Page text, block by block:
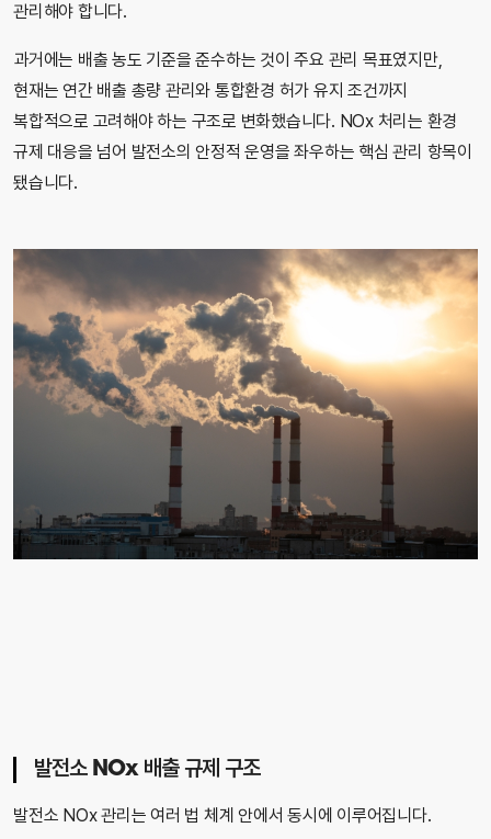
관리해야 합니다.
과거에는 배출 농도 기준을 준수하는 것이 주요 관리 목표였지만,
현재는 연간 배출 총량 관리와 통합환경 허가 유지 조건까지
복합적으로 고려해야 하는 구조로 변화했습니다. NOx 처리는 환경
규제 대응을 넘어 발전소의 안정적 운영을 좌우하는 핵심 관리 항목이
됐습니다.
발전소 NOx 배출 규제 구조
발전소 NOx 관리는 여러 법 체계 안에서 동시에 이루어집니다.